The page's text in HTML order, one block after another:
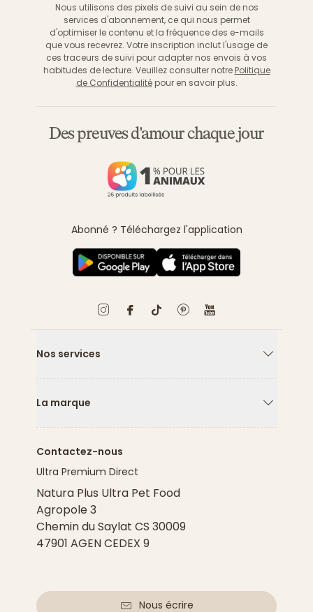
Nous utilisons des pixels de suivi au sein de nos
services d'abonnement, ce qui nous permet
d'optimiser le contenu et la fréquence des e-mails
que vous recevrez. Votre inscription inclut l'usage de
ces traceurs de suivi pour adapter nos envois à vos
habitudes de lecture. Veuillez consulter notre Politique
de Confidentialitépour en savoir plus.
Des preuves d'amour chaque jour
Abonné ? Téléchargez l'application
Nos services
La marque
Contactez-nous
Ultra Premium Direct
Natura Plus Ultra Pet Food
Agropole 3
Chemin du Saylat CS 30009
47901 AGEN CEDEX 9
Nous écrire